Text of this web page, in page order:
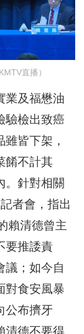
直播）
業及福懋油
驗檢出致癌
皆下架，
餚不計其
。針對相關
者會，指出
賴清德曾主
要推諉責
議；如今自
對食安風暴
公布擠牙
清德不要得